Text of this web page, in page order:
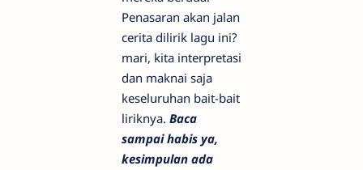
Penasaran akan jalan
cerita dilirik lagu ini?
mari, kita interpretasi
dan maknai saja
keseluruhan bait-bait
liriknya. Baca
sampai habis ya,
kesimpulan ada